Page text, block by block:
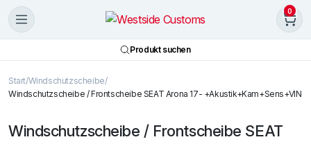
0
Produkt suchen
Start Windschutzscheibe
Windschutzscheibe / Frontscheibe SEAT Arona 17- +Akustik+Kam+Sens+VIN
Windschutzscheibe / Frontscheibe SEAT